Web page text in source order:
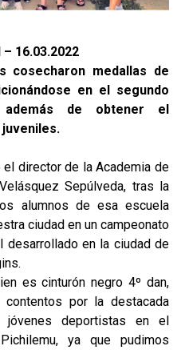
16.03.2022
cosecharon medallas de
en el segundo
de obtener el
director de la Academia de
Sepúlveda, tras la
alumnos de esa escuela
ciudad en un campeonato
desarrollado en la ciudad de
es cinturón negro 4º dan,
contentos por la destacada
jóvenes deportistas en el
ya que pudimos